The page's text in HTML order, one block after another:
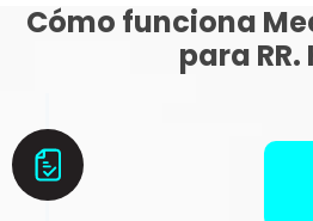
Cómo funciona
para RR.